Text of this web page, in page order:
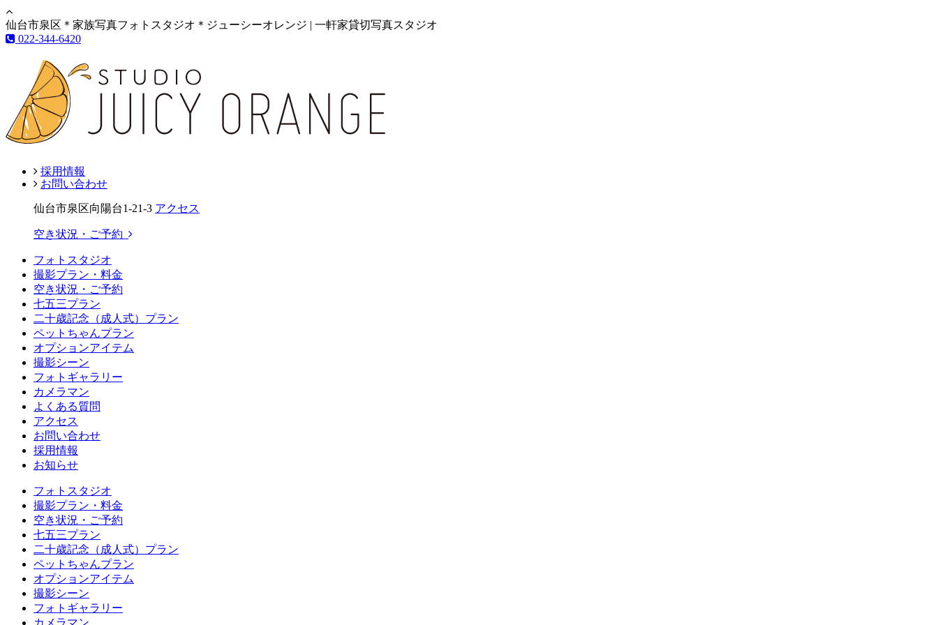
仙台市泉区＊家族写真フォトスタジオ＊ジューシーオレンジ | 一軒家貸切写真スタジオ
022-344-6420
採用情報
お問い合わせ
仙台市泉区向陽台1-21-3 アクセス
空き状況・ご予約
フォトスタジオ
撮影プラン・料金
空き状況・ご予約
七五三プラン
二十歳記念（成人式）プラン
ペットちゃんプラン
オプションアイテム
撮影シーン
フォトギャラリー
カメラマン
よくある質問
アクセス
お問い合わせ
採用情報
お知らせ
フォトスタジオ
撮影プラン・料金
空き状況・ご予約
七五三プラン
二十歳記念（成人式）プラン
ペットちゃんプラン
オプションアイテム
撮影シーン
フォトギャラリー
カメラマン